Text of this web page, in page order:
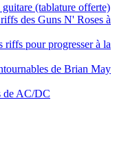
(tablature offerte)
des Guns N' Roses à
pour progresser à la
de Brian May
de AC/DC